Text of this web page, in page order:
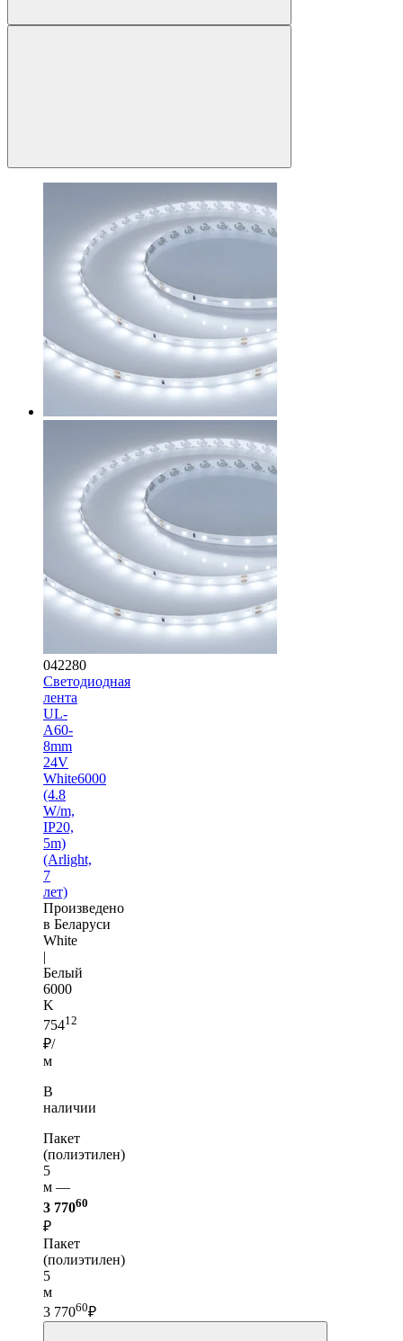
042280
Светодиодная
лента
UL-
A60-
8mm
24V
White6000
(4.8
W/m,
IP20,
5m)
(Arlight,
7
лет)
Произведено
в Беларуси
White
|
Белый
6000
K
75412
₽/
м
В
наличии
Пакет
(полиэтилен)
5
м —
3 77060
₽
Пакет
(полиэтилен)
5
м
3 77060₽